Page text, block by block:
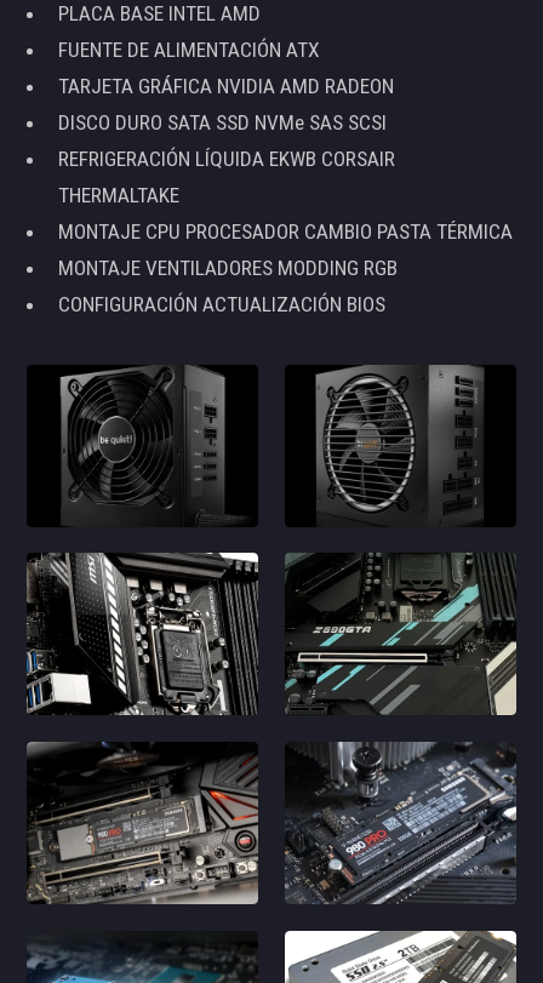
PLACA BASE INTEL AMD
FUENTE DE ALIMENTACIÓN ATX
TARJETA GRÁFICA NVIDIA AMD RADEON
DISCO DURO SATA SSD NVMe SAS SCSI
REFRIGERACIÓN LÍQUIDA EKWB CORSAIR
THERMALTAKE
MONTAJE CPU PROCESADOR CAMBIO PASTA TÉRMICA
MONTAJE VENTILADORES MODDING RGB
CONFIGURACIÓN ACTUALIZACIÓN BIOS